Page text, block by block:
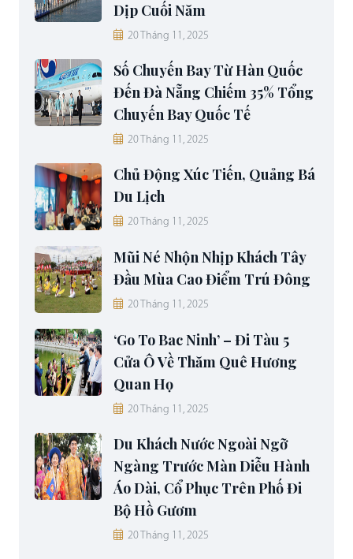
Dịp Cuối Năm
20 Tháng 11, 2025
Số Chuyến Bay Từ Hàn Quốc
Đến Đà Nẵng Chiếm 35% Tổng
Chuyến Bay Quốc Tế
20 Tháng 11, 2025
Chủ Động Xúc Tiến, Quảng Bá
Du Lịch
20 Tháng 11, 2025
Mũi Né Nhộn Nhịp Khách Tây
Đầu Mùa Cao Điểm Trú Đông
20 Tháng 11, 2025
‘Go To Bac Ninh’ – Đi Tàu 5
Cửa Ô Về Thăm Quê Hương
Quan Họ
20 Tháng 11, 2025
Du Khách Nước Ngoài Ngỡ
Ngàng Trước Màn Diễu Hành
Áo Dài, Cổ Phục Trên Phố Đi
Bộ Hồ Gươm
20 Tháng 11, 2025